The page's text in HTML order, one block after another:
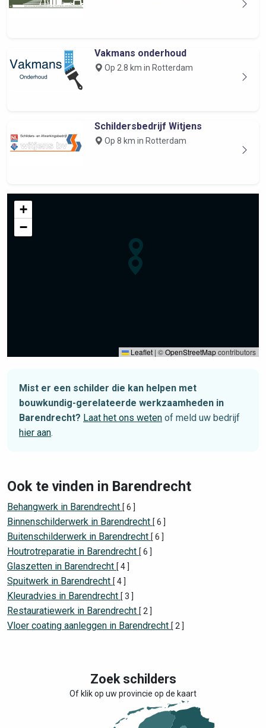
Vakmans onderhoud
Op 2.8 km in Rotterdam
Schildersbedrijf Witjens
Op 8 km in Rotterdam
+
−
Leaflet | ©OpenStreetMapcontributors
Mist er een schilder die kan helpen met
bouwkundig-gerelateerde werkzaamheden in
Barendrecht? Laat het ons weten of meld uw bedrijf
hier aan.
Ook te vinden in Barendrecht
Behangwerk in Barendrecht [ 6 ]
Binnenschilderwerk in Barendrecht [ 6 ]
Buitenschilderwerk in Barendrecht [ 6 ]
Houtrotreparatie in Barendrecht [ 6 ]
Glaszetten in Barendrecht [ 4 ]
Spuitwerk in Barendrecht [ 4 ]
Kleuradvies in Barendrecht [ 3 ]
Restauratiewerk in Barendrecht [ 2 ]
Vloer coating aanleggen in Barendrecht [ 2 ]
Zoek schilders
Of klik op uw provincie op de kaart